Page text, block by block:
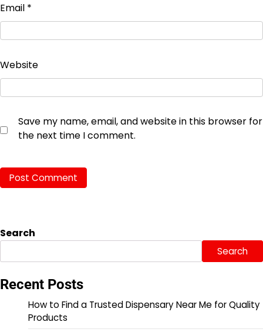
Email *
Website
Save my name, email, and website in this browser for
the next time I comment.
Search
Search
Recent Posts
How to Find a Trusted Dispensary Near Me for Quality
Products